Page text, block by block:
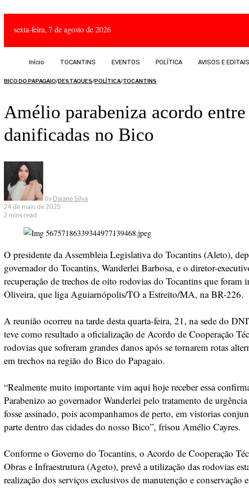
sexta-feira, 7 de agosto de 2026
Início TOCANTINS EVENTOS POLÍTICA AVISOS E EDITAIS
BICO DO PAPAGAIO/DESTAQUES/POLÍTICA/TOCANTINS
Amélio parabeniza acordo
danificadas no Bico
by Daiane Silva
24 de maio de 2025
2 mins read
O presidente da Assembleia Legislativa do Tocantins (Aleto),
governador do Tocantins, Wanderlei Barbosa, e o diretor-
recuperação de trechos de oito rodovias do Tocantins que
Oliveira, que liga Aguiarnópolis/TO a Estreito/MA, na BR-226.
A reunião ocorreu na tarde desta quarta-feira, 21, na sede do
teve como resultado a oficialização de Acordo de Cooperação
rodovias que sofreram grandes danos após se tornarem rotas
em trechos na região do Bico do Papagaio.
“Realmente muito importante vim aqui hoje receber essa
Parabenizo ao governador Wanderlei pelo tratamento de
fosse assinado, pois acompanhamos de perto, em vistorias
parte dentro das cidades do nosso Bico”, frisou Amélio Cayres.
Conforme o Governo do Tocantins, o Acordo de Cooperação
Obras e Infraestrutura (Ageto), prevê a utilização das rodovias
realização dos serviços exclusivos de manutenção e